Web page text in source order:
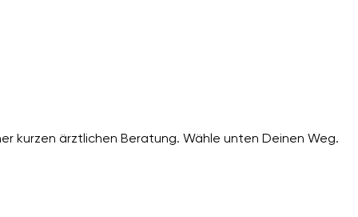
kurzen ärztlichen Beratung. Wähle unten Deinen Weg.